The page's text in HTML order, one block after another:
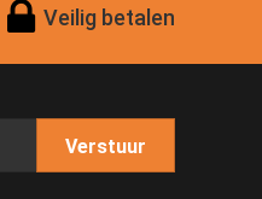
Veilig betalen
Verstuur